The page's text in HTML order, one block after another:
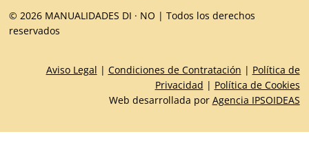
© 2026 MANUALIDADES DI · NO | Todos los derechos
reservados
Aviso Legal | Condiciones de Contratación | Política de
Privacidad | Política de Cookies
Web desarrollada por Agencia IPSOIDEAS